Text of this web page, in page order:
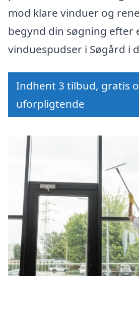
mod klare vinduer og
begynd din søgning efter
vinduespudser i Søgård i
Indhent 3 tilbud, gratis
uforpligtende